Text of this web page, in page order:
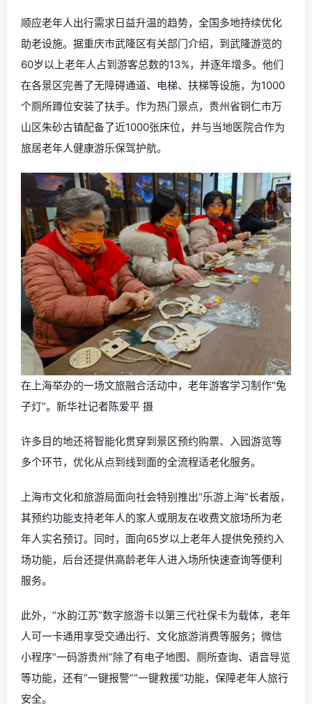
顺应老年人出行需求日益升温的趋势，全国多地持续优化
助老设施。据重庆市武隆区有关部门介绍，到武隆游览的
60岁以上老年人占到游客总数的13%，并逐年增多。他们
在各景区完善了无障碍通道、电梯、扶梯等设施，为1000
个厕所蹲位安装了扶手。作为热门景点，贵州省铜仁市万
山区朱砂古镇配备了近1000张床位，并与当地医院合作为
旅居老年人健康游乐保驾护航。
在上海举办的一场文旅融合活动中，老年游客学习制作“兔
子灯”。新华社记者陈爱平 摄
许多目的地还将智能化贯穿到景区预约购票、入园游览等
多个环节，优化从点到线到面的全流程适老化服务。
上海市文化和旅游局面向社会特别推出“乐游上海”长者版，
其预约功能支持老年人的家人或朋友在收费文旅场所为老
年人实名预订。同时，面向65岁以上老年人提供免预约入
场功能，后台还提供高龄老年人进入场所快速查询等便利
服务。
此外，“水韵江苏”数字旅游卡以第三代社保卡为载体，老年
人可一卡通用享受交通出行、文化旅游消费等服务；微信
小程序“一码游贵州”除了有电子地图、厕所查询、语音导览
等功能，还有“一键报警”“一键救援”功能，保障老年人旅行
安全。